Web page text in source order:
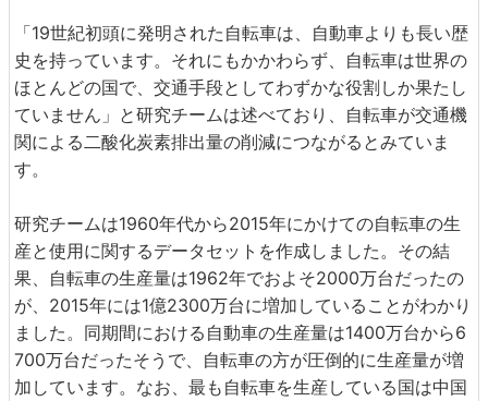
「19世紀初頭に発明された自転車は、自動車よりも長い歴
史を持っています。それにもかかわらず、自転車は世界の
ほとんどの国で、交通手段としてわずかな役割しか果たし
ていません」と研究チームは述べており、自転車が交通機
関による二酸化炭素排出量の削減につながるとみていま
す。
研究チームは1960年代から2015年にかけての自転車の生
産と使用に関するデータセットを作成しました。その結
果、自転車の生産量は1962年でおよそ2000万台だったの
が、2015年には1億2300万台に増加していることがわかり
ました。同期間における自動車の生産量は1400万台から6
700万台だったそうで、自転車の方が圧倒的に生産量が増
加しています。なお、最も自転車を生産している国は中国